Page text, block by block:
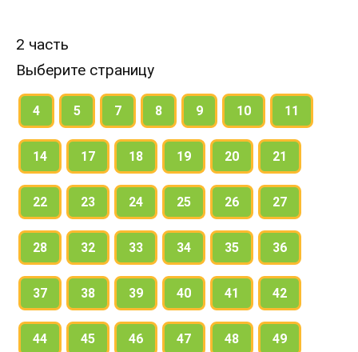
2 часть
Выберите страницу
4 5 7 8 9 10 11
14 17 18 19 20 21
22 23 24 25 26 27
28 32 33 34 35 36
37 38 39 40 41 42
44 45 46 47 48 49